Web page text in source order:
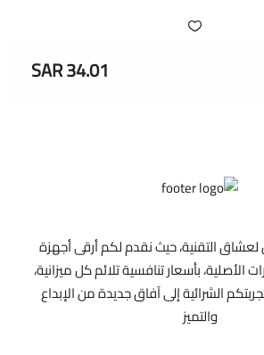
34.01 SAR
لعشاق التقنية، حيث نقدم لكم أرقى أجهزة
الأصلية، بأسعار تنافسية تلائم كل ميزانية،
الشرائية إلى آفاق جديدة من الإبداع
والتميز